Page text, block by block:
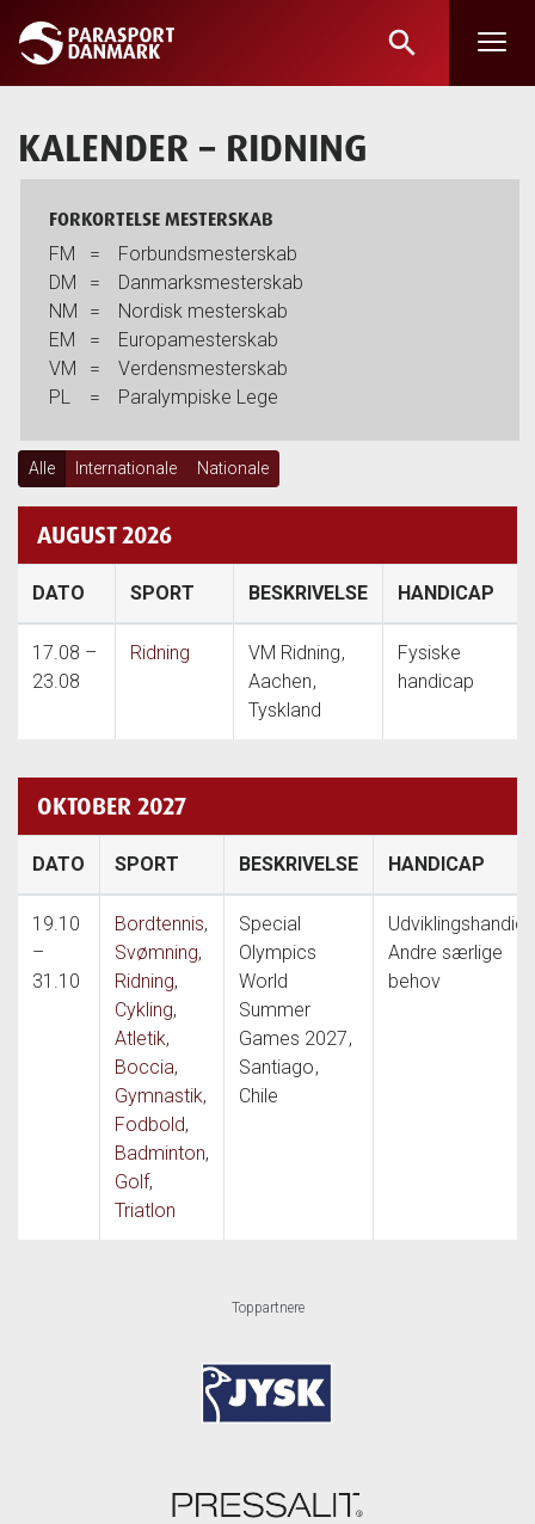
Skip
to
content
search
Toppartnere
KALENDER – RIDNING
FORKORTELSE MESTERSKAB
FM =
Forbundsmesterskab
DM
=
Danmarksmesterskab
NM
=
Nordisk mesterskab
EM
=
Europamesterskab
VM
=
Verdensmesterskab
PL
= Paralympiske Lege
Alle Internationale Nationale
AUGUST 2026
DATO SPORT BESKRIVELSE HANDICAP
17.08 –
23.08
Ridning VM Ridning,
Aachen,
Tyskland
Fysiske
handicap
OKTOBER 2027
DATO SPORT BESKRIVELSE HANDICAP
19.10
–
31.10
Bordtennis,
Svømning,
Ridning,
Cykling,
Atletik,
Boccia,
Gymnastik,
Fodbold,
Badminton,
Golf,
Triatlon
Special
Olympics
World
Summer
Games 2027,
Santiago,
Chile
Andre særlige
behov